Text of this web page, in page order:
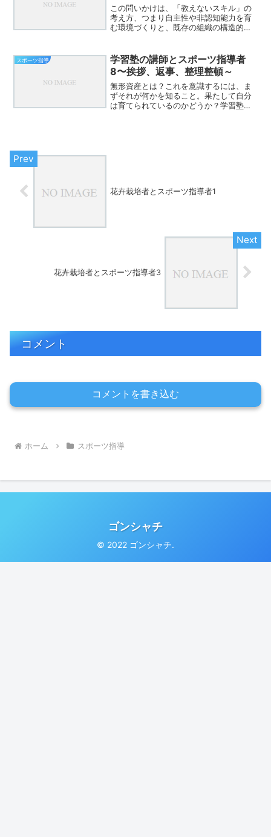
この問いかけは、「教えないスキル」の
考え方、つまり自主性や非認知能力を育
む環境づくりと、既存の組織の構造的な
る「教えないスキル」は、自分で考え、
判断し、行動する力（非認...
スポーツ指導
学習塾の講師とスポーツ指導者
8〜挨拶、返事、整理整頓～
無形資産とは？これを意識するには、ま
ずそれが何かを知ること。果たして自分
は育てられているのかどうか？学習塾に
花卉栽培者とスポーツ指導者1
花卉栽培者とスポーツ指導者3
コメント
コメントを書き込む
ホーム スポーツ指導
ゴンシャチ
© 2022 ゴンシャチ.